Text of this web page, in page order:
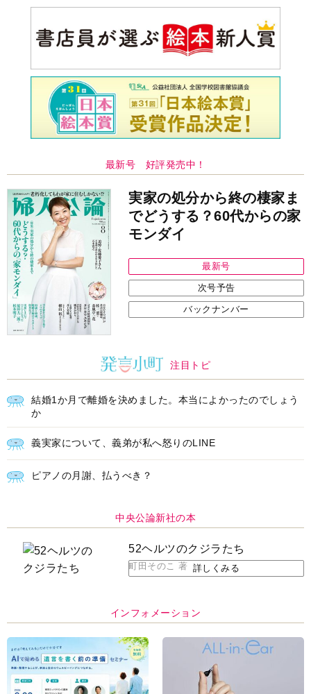
最新号 好評発売中！
実家の処分から終の棲家ま
でどうする？60代からの家
モンダイ
最新号
次号予告
バックナンバー
注目トピ
結婚1か月で離婚を決めました。本当によかったのでしょう
か
義実家について、義弟が私へ怒りのLINE
ピアノの月謝、払うべき？
中央公論新社の本
52ヘルツのクジラたち
町田そのこ 著 詳しくみる
インフォメーション